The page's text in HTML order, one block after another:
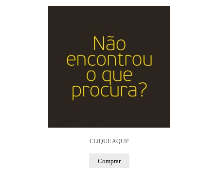
CLIQUE AQUI!
Comprar